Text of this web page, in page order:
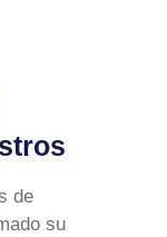
de
su